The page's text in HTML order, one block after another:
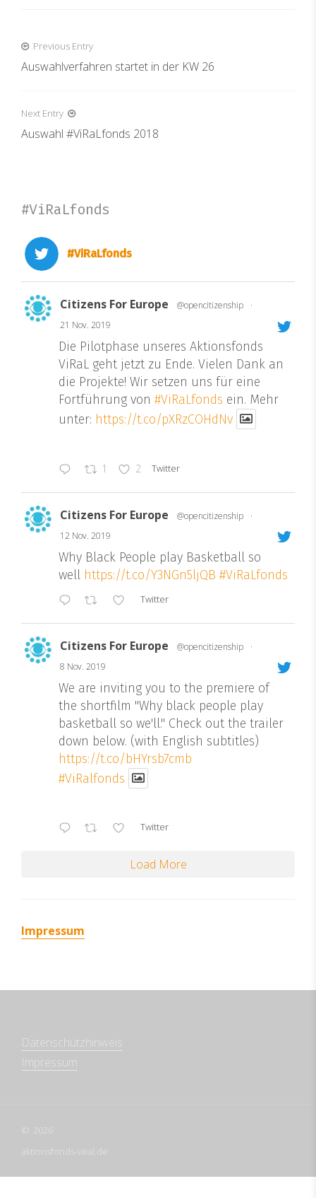
Beitragsnavigation
Previous Entry
Auswahlverfahren startet in der KW 26
Next Entry
Auswahl #ViRaLfonds 2018
#ViRaLfonds
#ViRaLfonds
Citizens For Europe @opencitizenship
·
21 Nov. 2019
Die Pilotphase unseres Aktionsfonds
ViRaL geht jetzt zu Ende. Vielen Dank an
die Projekte! Wir setzen uns für eine
Fortführung von #ViRaLfonds ein. Mehr
unter: https://t.co/pXRzCOHdNv
1 2 Twitter
Citizens For Europe @opencitizenship
·
12 Nov. 2019
Why Black People play Basketball so
well https://t.co/Y3NGn5ljQB #ViRaLfonds
Twitter
Citizens For Europe @opencitizenship
·
8 Nov. 2019
We are inviting you to the premiere of
the shortfilm "Why black people play
basketball so we'll." Check out the trailer
down below. (with English subtitles)
https://t.co/bHYrsb7cmb
#ViRalfonds
Twitter
Load More
Impressum
Datenschutzhinweis
Impressum
2026
aktionsfonds-viral.de